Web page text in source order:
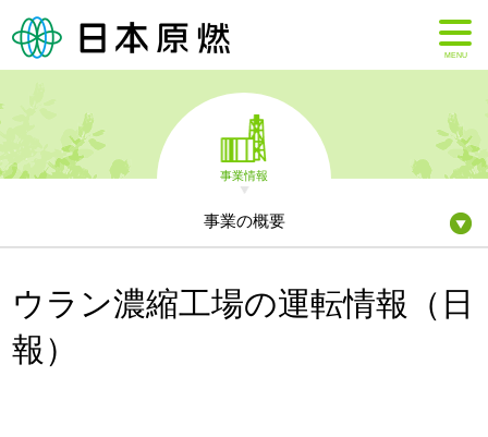
MENU
事業情報
事業の概要
ウラン濃縮工場の運転情報（日
報）